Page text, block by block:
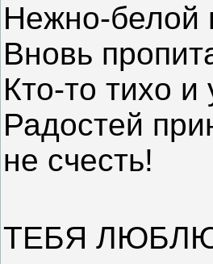
Нежно-белой
Вновь
Кто-то тихо и
Радостей
не счесть!
ТЕБЯ